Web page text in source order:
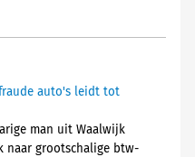
auto's leidt tot
man uit Waalwijk
naar grootschalige btw-